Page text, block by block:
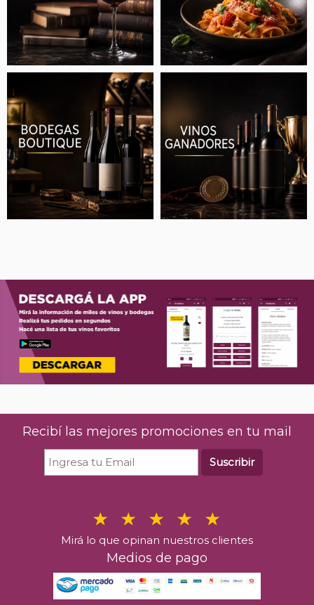
Recibí las mejores promociones en tu mail
Suscribir
Mirá lo que opinan nuestros clientes
Medios de pago